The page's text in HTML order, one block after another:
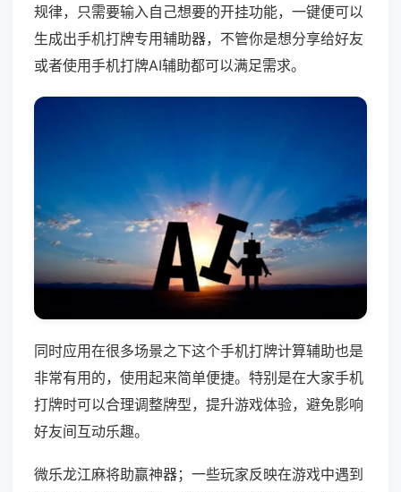
规律，只需要输入自己想要的开挂功能，一键便可以
生成出手机打牌专用辅助器，不管你是想分享给好友
或者使用手机打牌AI辅助都可以满足需求。
同时应用在很多场景之下这个手机打牌计算辅助也是
非常有用的，使用起来简单便捷。特别是在大家手机
打牌时可以合理调整牌型，提升游戏体验，避免影响
好友间互动乐趣。
微乐龙江麻将助赢神器；一些玩家反映在游戏中遇到